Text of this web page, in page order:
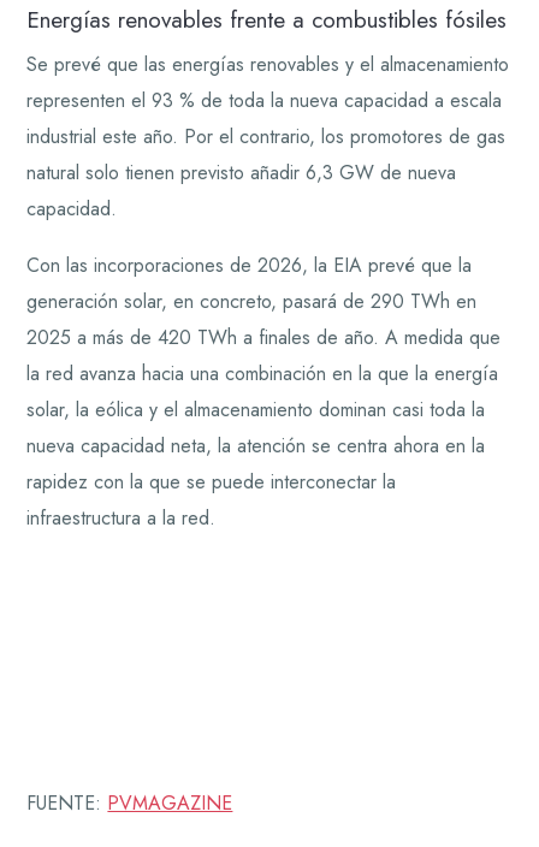
Energías renovables frente a combustibles fósiles
Se prevé que las energías renovables y el almacenamiento
representen el 93 % de toda la nueva capacidad a escala
industrial este año. Por el contrario, los promotores de gas
natural solo tienen previsto añadir 6,3 GW de nueva
capacidad.
Con las incorporaciones de 2026, la EIA prevé que la
generación solar, en concreto, pasará de 290 TWh en
2025 a más de 420 TWh a finales de año. A medida que
la red avanza hacia una combinación en la que la energía
solar, la eólica y el almacenamiento dominan casi toda la
nueva capacidad neta, la atención se centra ahora en la
rapidez con la que se puede interconectar la
infraestructura a la red.
FUENTE: PVMAGAZINE